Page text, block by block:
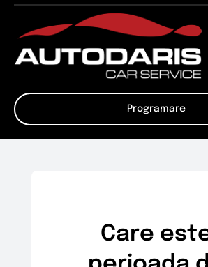
Programare
Care